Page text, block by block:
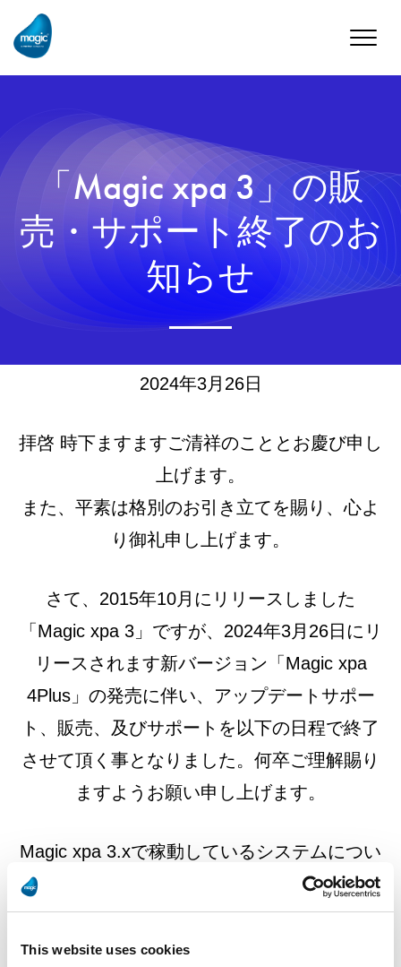
This website uses cookies
Toggle
「Magic xpa 3」の販
売・サポート終了のお
知らせ
2024年3月26日
拝啓 時下ますますご清祥のこととお慶び申し
上げます。
また、平素は格別のお引き立てを賜り、心よ
り御礼申し上げます。
さて、2015年10月にリリースしました
「Magic xpa 3」ですが、2024年3月26日にリ
リースされます新バージョン「Magic xpa
4Plus」の発売に伴い、アップデートサポー
ト、販売、及びサポートを以下の日程で終了
させて頂く事となりました。何卒ご理解賜り
ますようお願い申し上げます。
Magic xpa 3.xで稼動しているシステムについ
ては、お早めに「Magic xpa 4Plus」への移行
をお奨めいたします。
ご希望されるお客様には、移行支援サービス